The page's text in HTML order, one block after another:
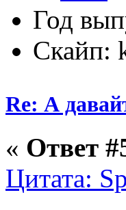
Год
Скайп:
Re: А
« Ответ
Цитата: